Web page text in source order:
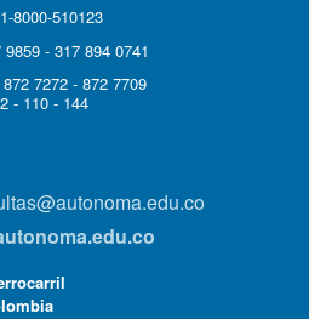
8000-510123
9859 - 317 894 0741
7272 - 872 7709
- 110 - 144